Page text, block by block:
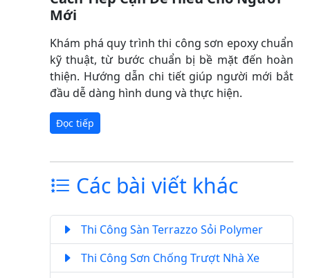
Mới
Khám phá quy trình thi công sơn epoxy chuẩn
kỹ thuật, từ bước chuẩn bị bề mặt đến hoàn
thiện. Hướng dẫn chi tiết giúp người mới bắt
đầu dễ dàng hình dung và thực hiện.
Đọc tiếp
Các bài viết khác
Thi Công Sàn Terrazzo Sỏi Polymer
Thi Công Sơn Chống Trượt Nhà Xe